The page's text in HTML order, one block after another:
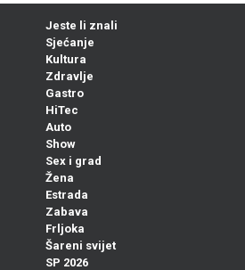
Jeste li znali
Sjećanje
Kultura
Zdravlje
Gastro
HiTec
Auto
Show
Sex i grad
Žena
Estrada
Zabava
Frljoka
Šareni svijet
SP 2026